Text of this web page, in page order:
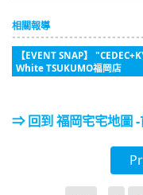
相關報導
【EVENT SNAP】
White TSUKUMO福岡店
⇒ 回到 福岡宅宅地圖 -